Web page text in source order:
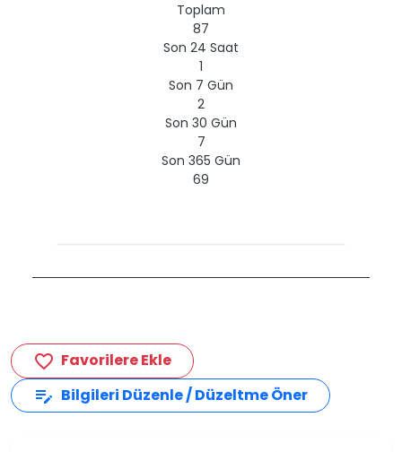
Toplam
87
Son 24 Saat
1
Son 7 Gün
2
Son 30 Gün
7
Son 365 Gün
69
favorite_border Favorilere Ekle
edit_note Bilgileri Düzenle / Düzeltme Öner